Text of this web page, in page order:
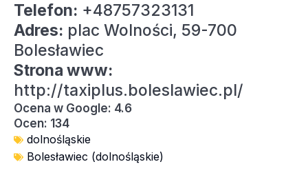
Telefon: +48757323131
Adres: plac Wolności, 59-700
Bolesławiec
Strona www:
http://taxiplus.boleslawiec.pl/
Ocena w Google: 4.6
Ocen: 134
dolnośląskie
Bolesławiec (dolnośląskie)